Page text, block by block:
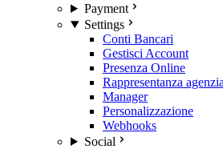
Payment
Settings
Conti Bancari
Gestisci Account
Presenza Online
Rappresentanza agenzia
Manager
Personalizzazione
Webhooks
Social